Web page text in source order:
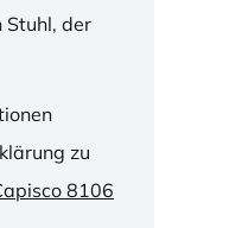
Stuhl, der
zu
8106